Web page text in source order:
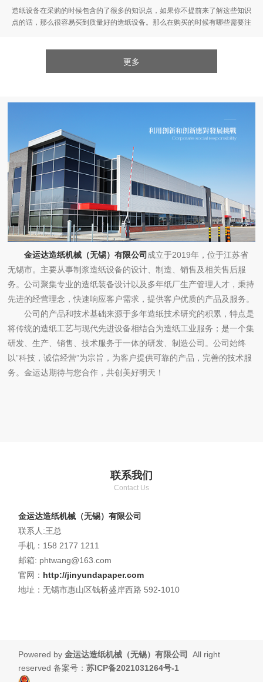
造纸设备在采购的时候包含的了很多的知识点，如果你不提前来了解这些知识
点的话，那么很容易买到质量好的造纸设备。那么在购买的时候有哪些需要注
更多
金运达造纸机械（无锡）有限公司 成立于2019年，位于江苏省
无锡市。主要从事制浆造纸设备的设计、制造、销售及相关售后服
务。公司聚集专业的造纸装备设计以及多年纸厂生产管理人才，秉持
先进的经营理念，快速响应客户需求，提供客户优质的产品及服务。
公司的产品和技术基础来源于多年造纸技术研究的积累，特点是
将传统的造纸工艺与现代先进设备相结合为造纸工业服务；是一个集
研发、生产、销售、技术服务于一体的研发、制造公司。公司始终
以”科技，诚信经营”为宗旨，为客户提供可靠的产品，完善的技术服
务。金运达期待与您合作，共创美好明天！
联系我们
Contact Us
金运达造纸机械（无锡）有限公司
联系人:王总
手机：158 2177 1211
邮箱: phtwang@163.com
官网： http://jinyundapaper.com
地址：无锡市惠山区钱桥盛岸西路 592-1010
Powered by金运达造纸机械（无锡）有限公司
All right
reserved 备案号：苏ICP备2021031264号-1